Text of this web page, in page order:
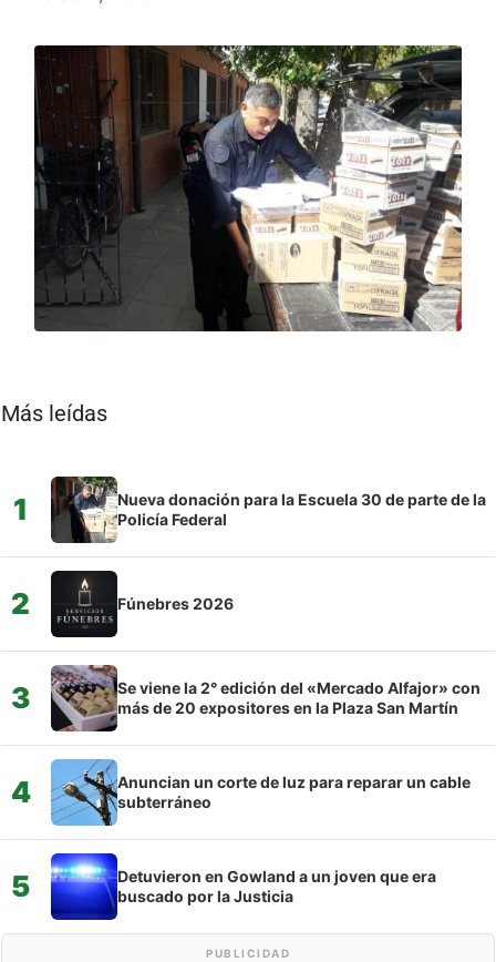
Más leídas
1
Nueva donación para la Escuela 30 de parte de la
Policía Federal
2 Fúnebres 2026
3
Se viene la 2° edición del «Mercado Alfajor» con
más de 20 expositores en la Plaza San Martín
4
Anuncian un corte de luz para reparar un cable
subterráneo
5
Detuvieron en Gowland a un joven que era
buscado por la Justicia
PUBLICIDAD